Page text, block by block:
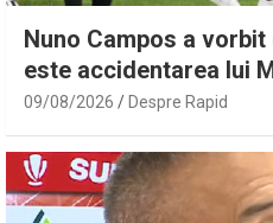
Nuno Campos a
este accidentarea lui
este situația lui
09/08/2026 Despre Rapid